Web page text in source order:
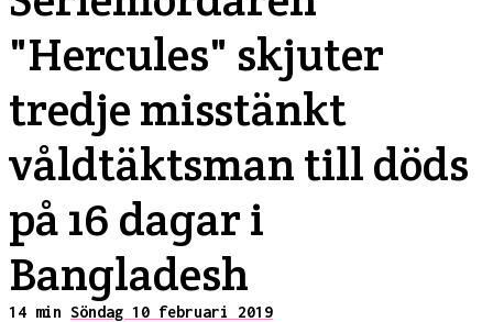
"Hercules" skjuter
tredje misstänkt
våldtäktsman till döds
på 16 dagar i
Bangladesh
14 min Söndag 10 februari 2019